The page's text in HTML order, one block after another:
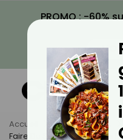
PROMO : -60%
Accueil Actus
Sport
Faire Du Sport Pendant Les